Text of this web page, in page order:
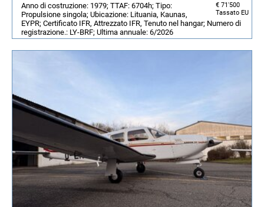
€ 71'500
Tassato EU
Anno di costruzione: 1979; TTAF: 6704h; Tipo:
Propulsione singola; Ubicazione: Lituania, Kaunas,
EYPR; Certificato IFR, Attrezzato IFR, Tenuto nel hangar; Numero di
registrazione.: LY-BRF; Ultima annuale: 6/2026